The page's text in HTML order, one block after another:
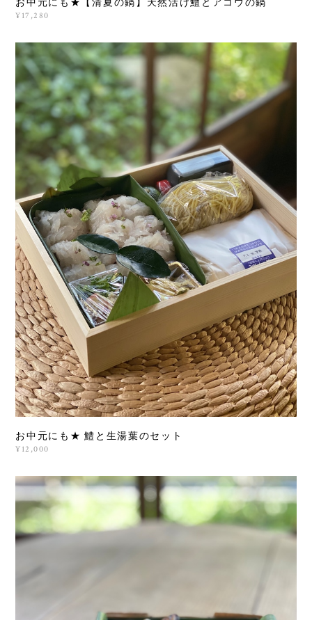
お中元にも★【清夏の鍋】天然活け鱧とアコウの鍋
¥17,280
お中元にも★ 鱧と生湯葉のセット
¥12,000